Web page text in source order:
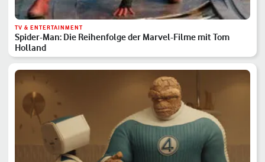
TV & ENTERTAINMENT
Spider-Man: Die Reihenfolge der Marvel-Filme mit Tom
Holland